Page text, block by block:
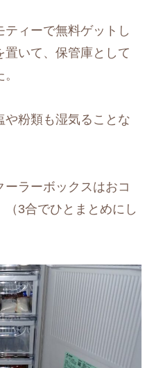
ィーで無料ゲットし
いて、保管庫として
や粉類も湿気ることな
ラーボックスはおコ
（3合でひとまとめにし